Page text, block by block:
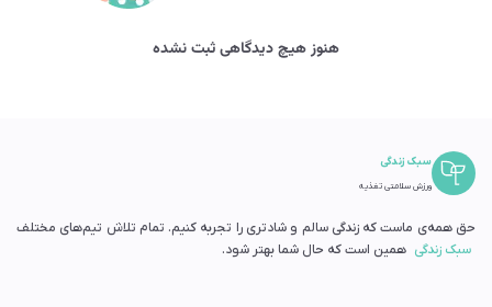
هنوز هیچ دیدگاهی ثبت نشده
سبک زندگی
ورزش سلامتی تغذیه
حق همه‌ی ماست که زندگی سالم و شادتری را تجربه کنیم. تمام تلاش تیم‌های مختلف
سبک زندگی همین است که حال شما بهتر شود.